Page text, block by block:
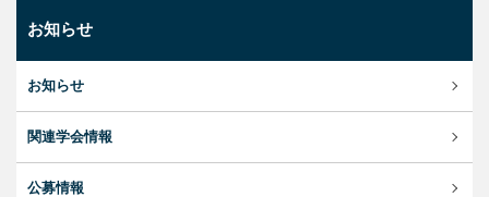
お知らせ
お知らせ
関連学会情報
公募情報